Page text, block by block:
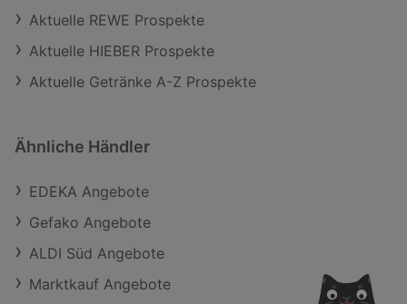
Aktuelle REWE Prospekte
Aktuelle HIEBER Prospekte
Aktuelle Getränke A-Z Prospekte
Ähnliche Händler
EDEKA Angebote
Gefako Angebote
ALDI Süd Angebote
Marktkauf Angebote